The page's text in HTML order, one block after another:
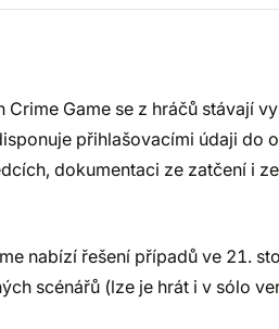
Crime Game se z hráčů stávají
přihlašovacími údaji do
dokumentaci ze zatčení i
nabízí řešení případů ve 21.
scénářů (lze je hrát i v sólo